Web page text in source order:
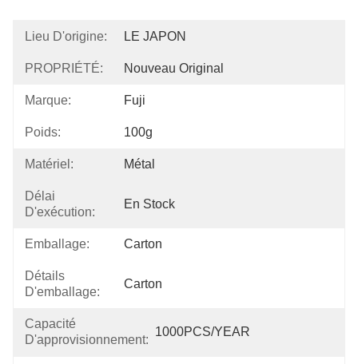
Lieu D'origine: LE JAPON
PROPRIÉTÉ: Nouveau Original
Marque: Fuji
Poids: 100g
Matériel: Métal
Délai
D'exécution:
En Stock
Emballage: Carton
Détails
D'emballage:
Carton
Capacité
D'approvisionnement:
1000PCS/YEAR